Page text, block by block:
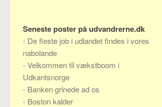
Seneste poster på udvandrerne.dk
- De fleste job i udlandet findes i vores
nabolande
-Velkommen til vækstboom i
Udkantsnorge
- Banken grinede ad os
- Boston kalder